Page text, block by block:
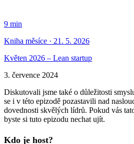
9 min
Kniha měsíce · 21. 5. 2026
Květen 2026 – Lean startup
3. července 2024
Diskutovali jsme také o důležitosti
se i v této epizodě pozastavili nad
dovednosti skvělých lídrů. Pokud vás
byste si tuto epizodu nechat ujít.
Kdo je host?